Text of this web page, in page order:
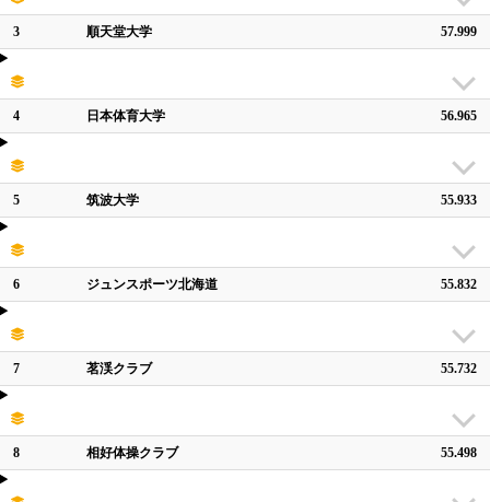
3 順天堂大学 57.999
4 日本体育大学 56.965
5 筑波大学 55.933
6 ジュンスポーツ北海道 55.832
7 茗渓クラブ 55.732
8 相好体操クラブ 55.498